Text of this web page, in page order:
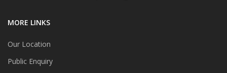
MORE LINKS
Our Location
Public Enquiry